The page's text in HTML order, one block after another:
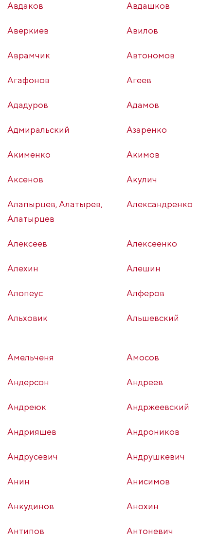
Авдаков Авдашков
Аверкиев Авилов
Аврамчик Автономов
Агафонов Агеев
Ададуров Адамов
Адмиральский Азаренко
Акименко Акимов
Аксенов Акулич
Алапырцев, Алатырев,
Алатырцев
Александренко
Алексеев Алексеенко
Алехин Алешин
Алопеус Алферов
Альховик Альшевский
Амельченя Амосов
Андерсон Андреев
Андреюк Андржеевский
Андрияшев Андроников
Андрусевич Андрушкевич
Анин Анисимов
Анкудинов Анохин
Антипов Антоневич